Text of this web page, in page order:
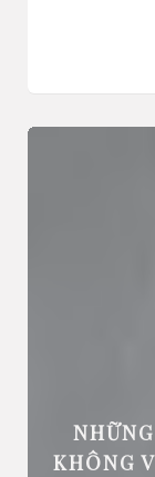
KHÔNG